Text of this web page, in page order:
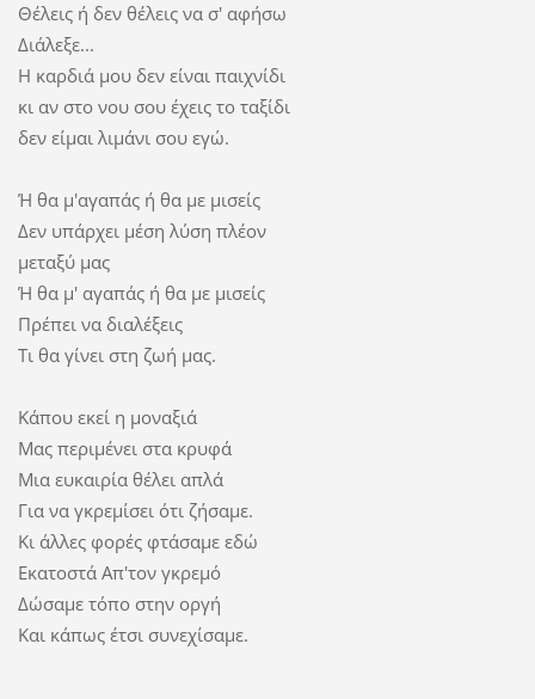
Θέλεις ή δεν θέλεις να σ' αφήσω
Διάλεξε...
Η καρδιά μου δεν είναι παιχνίδι
κι αν στο νου σου έχεις το ταξίδι
δεν είμαι λιμάνι σου εγώ.
Ή θα μ'αγαπάς ή θα με μισείς
Δεν υπάρχει μέση λύση πλέον
μεταξύ μας
Ή θα μ' αγαπάς ή θα με μισείς
Πρέπει να διαλέξεις
Τι θα γίνει στη ζωή μας.
Κάπου εκεί η μοναξιά
Μας περιμένει στα κρυφά
Μια ευκαιρία θέλει απλά
Για να γκρεμίσει ότι ζήσαμε.
Κι άλλες φορές φτάσαμε εδώ
Εκατοστά Απ'τον γκρεμό
Δώσαμε τόπο στην οργή
Και κάπως έτσι συνεχίσαμε.